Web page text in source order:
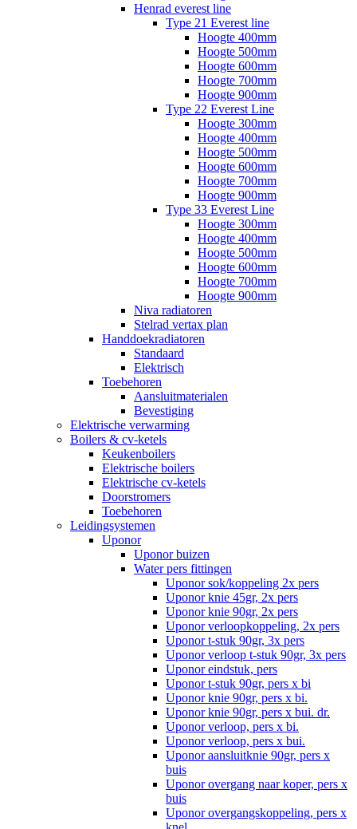
Henrad everest line
Type 21 Everest line
Hoogte 400mm
Hoogte 500mm
Hoogte 600mm
Hoogte 700mm
Hoogte 900mm
Type 22 Everest Line
Hoogte 300mm
Hoogte 400mm
Hoogte 500mm
Hoogte 600mm
Hoogte 700mm
Hoogte 900mm
Type 33 Everest Line
Hoogte 300mm
Hoogte 400mm
Hoogte 500mm
Hoogte 600mm
Hoogte 700mm
Hoogte 900mm
Niva radiatoren
Stelrad vertax plan
Handdoekradiatoren
Standaard
Elektrisch
Toebehoren
Aansluitmaterialen
Bevestiging
Elektrische verwarming
Boilers & cv-ketels
Keukenboilers
Elektrische boilers
Elektrische cv-ketels
Doorstromers
Toebehoren
Leidingsystemen
Uponor
Uponor buizen
Water pers fittingen
Uponor sok/koppeling 2x pers
Uponor knie 45gr, 2x pers
Uponor knie 90gr, 2x pers
Uponor verloopkoppeling, 2x pers
Uponor t-stuk 90gr, 3x pers
Uponor verloop t-stuk 90gr, 3x pers
Uponor eindstuk, pers
Uponor t-stuk 90gr, pers x bi
Uponor knie 90gr, pers x bi.
Uponor knie 90gr, pers x bui. dr.
Uponor verloop, pers x bi.
Uponor verloop, pers x bui.
Uponor aansluitknie 90gr, pers x
buis
Uponor overgang naar koper, pers x
buis
Uponor overgangskoppeling, pers x